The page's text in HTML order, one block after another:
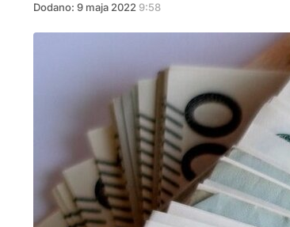
Dodano: 9 maja 2022 9:58